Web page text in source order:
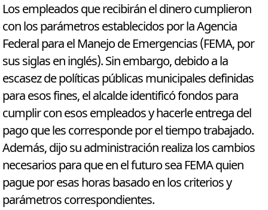
Los empleados que recibirán el dinero cumplieron
con los parámetros establecidos por la Agencia
Federal para el Manejo de Emergencias (FEMA, por
sus siglas en inglés). Sin embargo, debido a la
escasez de políticas públicas municipales definidas
para esos fines, el alcalde identificó fondos para
cumplir con esos empleados y hacerle entrega del
pago que les corresponde por el tiempo trabajado.
Además, dijo su administración realiza los cambios
necesarios para que en el futuro sea FEMA quien
pague por esas horas basado en los criterios y
parámetros correspondientes.